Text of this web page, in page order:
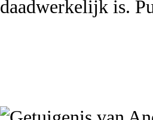
daadwerkelijk is.